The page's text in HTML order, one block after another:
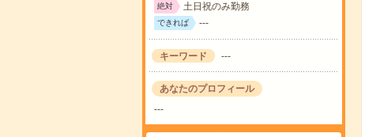
絶対 土日祝のみ勤務
できれば ---
キーワード ---
あなたのプロフィール
---